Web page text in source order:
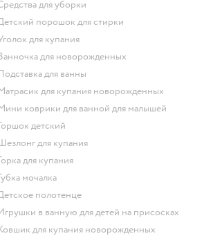
средства для уборки
детский порошок для стирки
уголок для купания
ванночка для новорожденных
подставка для ванны
матрасик для купания новорожденных
мини коврики для ванной для малышей
горшок детский
шезлонг для купания
горка для купания
губка мочалка
детское полотенце
игрушки в ванную для детей на присосках
ковшик для купания новорожденных